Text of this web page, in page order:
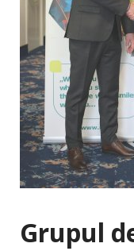
Grupul